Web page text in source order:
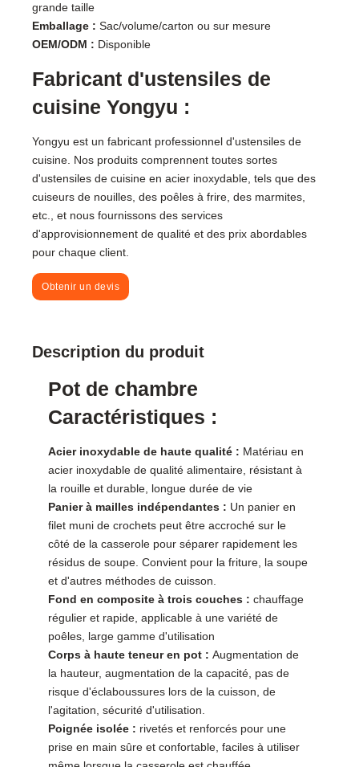
grande taille
Emballage : Sac/volume/carton ou sur mesure
OEM/ODM : Disponible
Fabricant d'ustensiles de
cuisine Yongyu :
Yongyu est un fabricant professionnel d'ustensiles de
cuisine. Nos produits comprennent toutes sortes
d'ustensiles de cuisine en acier inoxydable, tels que des
cuiseurs de nouilles, des poêles à frire, des marmites,
etc., et nous fournissons des services
d'approvisionnement de qualité et des prix abordables
pour chaque client.
Obtenir un devis
Description du produit
Pot de chambre
Caractéristiques :
Acier inoxydable de haute qualité : Matériau en
acier inoxydable de qualité alimentaire, résistant à
la rouille et durable, longue durée de vie
Panier à mailles indépendantes : Un panier en
filet muni de crochets peut être accroché sur le
côté de la casserole pour séparer rapidement les
résidus de soupe. Convient pour la friture, la soupe
et d'autres méthodes de cuisson.
Fond en composite à trois couches :chauffage
régulier et rapide, applicable à une variété de
poêles, large gamme d'utilisation
Corps à haute teneur en pot :Augmentation de
la hauteur, augmentation de la capacité, pas de
risque d'éclaboussures lors de la cuisson, de
l'agitation, sécurité d'utilisation.
Poignée isolée : rivetés et renforcés pour une
prise en main sûre et confortable, faciles à utiliser